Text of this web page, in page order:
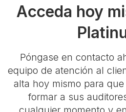
Acceda hoy
Póngase en contacto
equipo de atención al
alta hoy mismo para
formar a sus